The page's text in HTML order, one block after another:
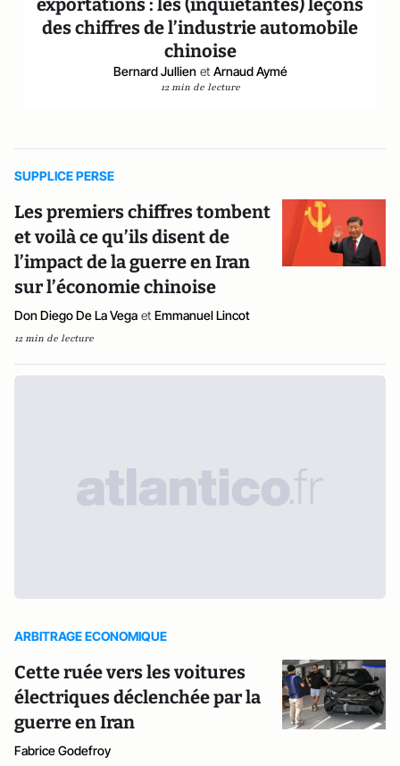
exportations : les (inquiétantes) leçons
des chiffres de l’industrie automobile
chinoise
Bernard Jullien et Arnaud Aymé
12 min de lecture
SUPPLICE PERSE
Les premiers chiffres tombent
et voilà ce qu’ils disent de
l’impact de la guerre en Iran
sur l’économie chinoise
Don Diego De La Vega et Emmanuel Lincot
12 min de lecture
ARBITRAGE ECONOMIQUE
Cette ruée vers les voitures
électriques déclenchée par la
guerre en Iran
Fabrice Godefroy